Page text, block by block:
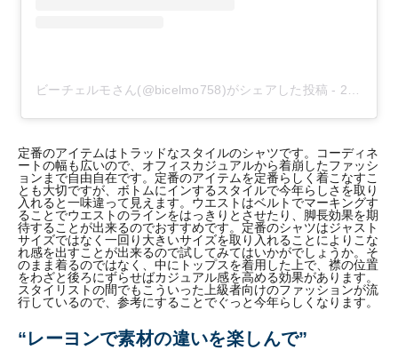
ビーチェルモさん(@bicelmo758)がシェアした投稿 - 2016年 8月月27日午後7時23分PDT
定番のアイテムはトラッドなスタイルのシャツです。コーディネ
ートの幅も広いので、オフィスカジュアルから着崩したファッシ
ョンまで自由自在です。定番のアイテムを定番らしく着こなすこ
とも大切ですが、ボトムにインするスタイルで今年らしさを取り
入れると一味違って見えます。ウエストはベルトでマーキングす
ることでウエストのラインをはっきりとさせたり、脚長効果を期
待することが出来るのでおすすめです。定番のシャツはジャスト
サイズではなく一回り大きいサイズを取り入れることによりこな
れ感を出すことが出来るので試してみてはいかがでしょうか。そ
のまま着るのではなく、中にトップスを着用した上で、襟の位置
をわざと後ろにずらせばカジュアル感を高める効果があります。
スタイリストの間でもこういった上級者向けのファッションが流
行しているので、参考にすることでぐっと今年らしくなります。
“レーヨンで素材の違いを楽しんで”